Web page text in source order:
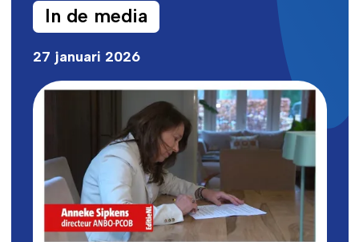
In de media
27 januari 2026